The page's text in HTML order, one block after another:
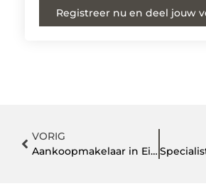
Registreer nu en deel jouw
VORIG
Aankoopmakelaar in Eijsden